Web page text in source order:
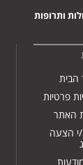
ותרופות
הבית
פרטיות
האתר
הצעה